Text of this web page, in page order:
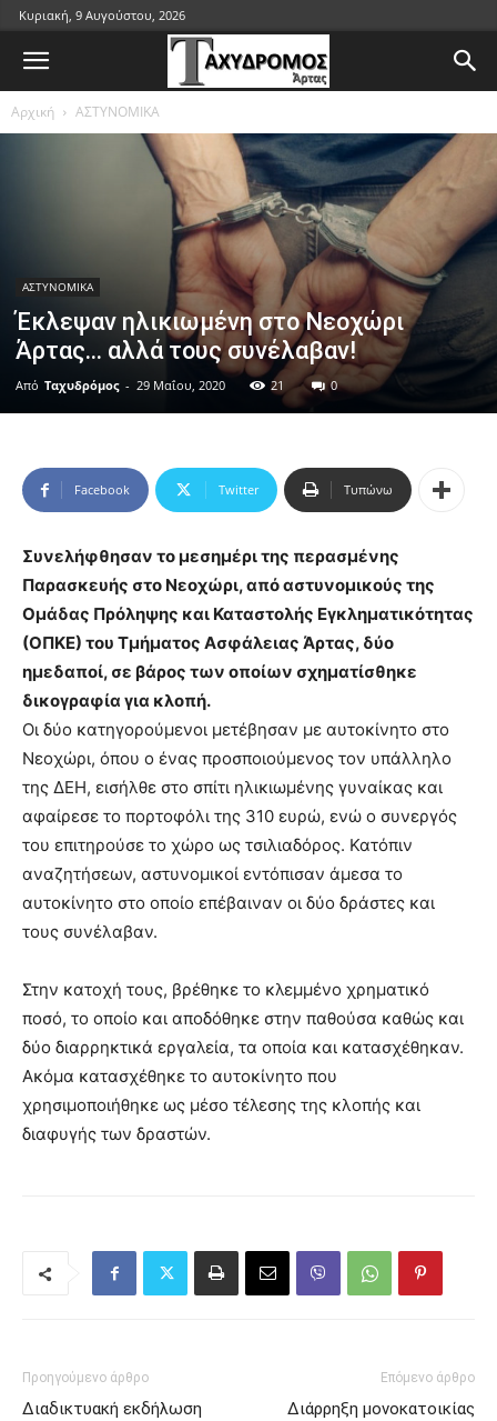
Κυριακή, 9 Αυγούστου, 2026
Αρχική ΑΣΤΥΝΟΜΙΚΑ
ΑΣΤΥΝΟΜΙΚΑ
Έκλεψαν ηλικιωμένη στο Νεοχώρι
Άρτας… αλλά τους συνέλαβαν!
Από Ταχυδρόμος - 29 Μαΐου, 2020 21 0
Facebook Twitter Τυπώνω
Συνελήφθησαν το μεσημέρι της περασμένης
Παρασκευής στο Νεοχώρι, από αστυνομικούς της
Ομάδας Πρόληψης και Καταστολής Εγκληματικότητας
(ΟΠΚΕ) του Τμήματος Ασφάλειας Άρτας, δύο
ημεδαποί, σε βάρος των οποίων σχηματίσθηκε
δικογραφία για κλοπή.
Οι δύο κατηγορούμενοι μετέβησαν με αυτοκίνητο στο
Νεοχώρι, όπου ο ένας προσποιούμενος τον υπάλληλο
της ΔΕΗ, εισήλθε στο σπίτι ηλικιωμένης γυναίκας και
αφαίρεσε το πορτοφόλι της 310 ευρώ, ενώ ο συνεργός
του επιτηρούσε το χώρο ως τσιλιαδόρος. Κατόπιν
αναζητήσεων, αστυνομικοί εντόπισαν άμεσα το
αυτοκίνητο στο οποίο επέβαιναν οι δύο δράστες και
τους συνέλαβαν.
Στην κατοχή τους, βρέθηκε το κλεμμένο χρηματικό
ποσό, το οποίο και αποδόθηκε στην παθούσα καθώς και
δύο διαρρηκτικά εργαλεία, τα οποία και κατασχέθηκαν.
Ακόμα κατασχέθηκε το αυτοκίνητο που
χρησιμοποιήθηκε ως μέσο τέλεσης της κλοπής και
διαφυγής των δραστών.
Προηγούμενο άρθρο
Διαδικτυακή εκδήλωση
Επόμενο άρθρο
Διάρρηξη μονοκατοικίας